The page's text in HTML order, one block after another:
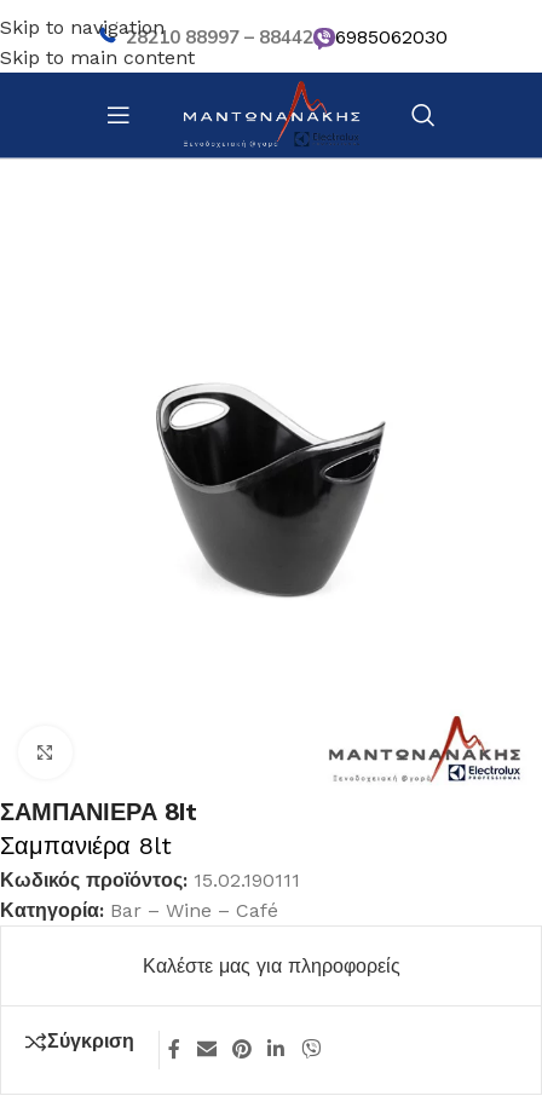
Skip to navigation
Skip to main content
28210 88997 – 88442 6985062030
Αρχική σελίδα/ Bar – Wine – Café
ΣΑΜΠΑΝΙΕΡΑ 8lt
Σαμπανιέρα 8lt
Κωδικός προϊόντος: 15.02.190111
Κατηγορία: Bar – Wine – Café
Καλέστε μας για πληροφορείς
Σύγκριση